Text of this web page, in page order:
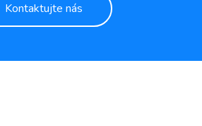
Kontaktujte nás